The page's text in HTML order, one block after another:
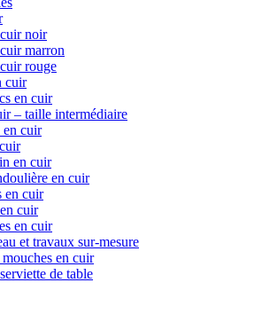
noir
marron
rouge
cuir
en cuir
– taille intermédiaire
en cuir
en cuir
en cuir
en cuir
cuir
en cuir
et travaux sur-mesure
mouches en cuir
de table